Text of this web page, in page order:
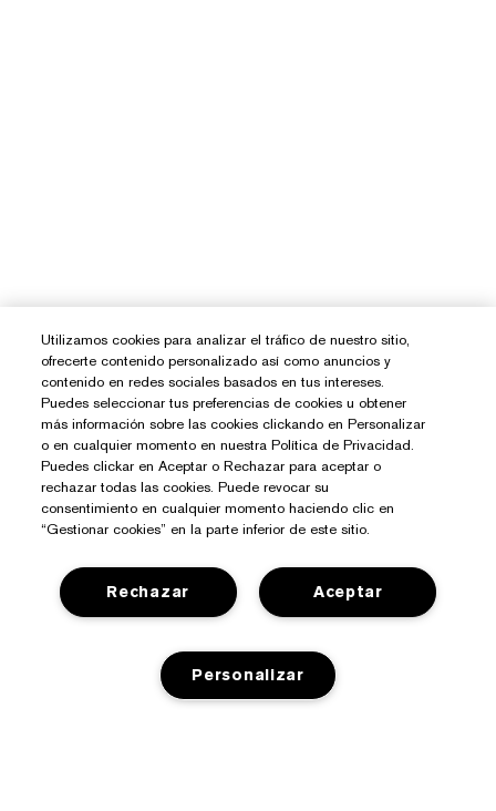
¿Necesitas Ayuda?
Contactar Fabricante
Información del Envío
Devoluciones y Cambios
Preguntas Frecuentes
Sobre Estée Lauder
Compromisos
Glosario de Ingredientes
Privacidad Y Condiciones
Utilizamos cookies para analizar el tráfico de nuestro sitio,
ofrecerte contenido personalizado así como anuncios y
contenido en redes sociales basados en tus intereses.
Puedes seleccionar tus preferencias de cookies u obtener
más información sobre las cookies clickando en Personalizar
o en cualquier momento en nuestra Política de Privacidad.
Puedes clickar en Aceptar o Rechazar para aceptar o
rechazar todas las cookies. Puede revocar su
consentimiento en cualquier momento haciendo clic en
“Gestionar cookies” en la parte inferior de este sitio.
Aceptar
Rechazar
Personalizar